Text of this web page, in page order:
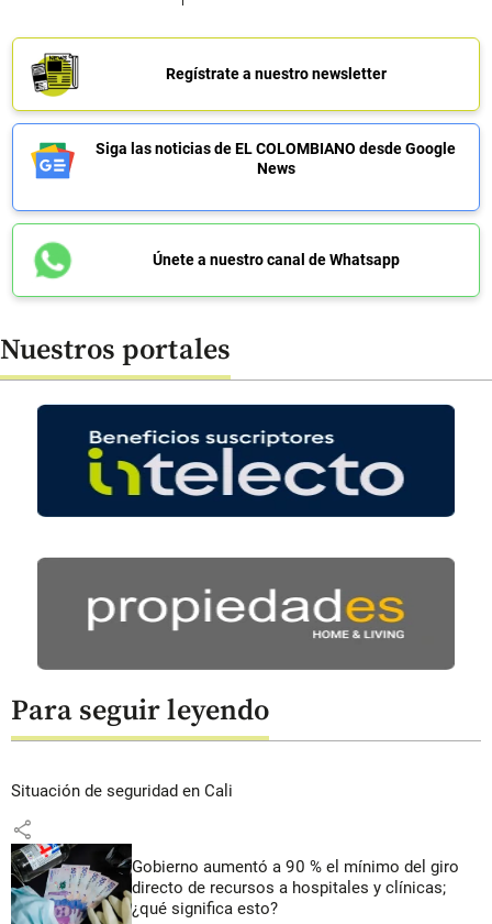
Regístrate a nuestro newsletter
Siga las noticias de EL COLOMBIANO desde Google
News
Únete a nuestro canal de Whatsapp
Nuestros portales
Para seguir leyendo
Situación de seguridad en Cali
share
Gobierno aumentó a 90 % el mínimo del giro
directo de recursos a hospitales y clínicas;
¿qué significa esto?